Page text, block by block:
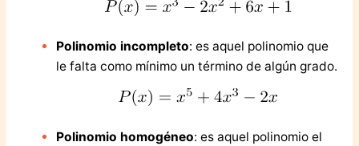
Polinomio incompleto: es aquel polinomio que
le falta como mínimo un término de algún grado.
Polinomio homogéneo: es aquel polinomio el